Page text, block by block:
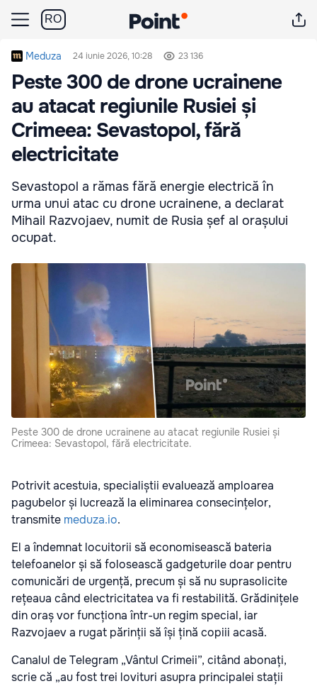
RO
Meduza 24 iunie 2026, 10:28 23 136
Peste 300 de drone ucrainene
au atacat regiunile Rusiei și
Crimeea: Sevastopol, fără
electricitate
Sevastopol a rămas fără energie electrică în
urma unui atac cu drone ucrainene, a declarat
Mihail Razvojaev, numit de Rusia șef al orașului
ocupat.
Peste 300 de drone ucrainene au atacat regiunile Rusiei și
Crimeea: Sevastopol, fără electricitate.
Potrivit acestuia, specialiștii evaluează amploarea
pagubelor și lucrează la eliminarea consecințelor,
transmite meduza.io.
El a îndemnat locuitorii să economisească bateria
telefoanelor și să folosească gadgeturile doar pentru
comunicări de urgență, precum și să nu suprasolicite
rețeaua când electricitatea va fi restabilită. Grădinițele
din oraș vor funcționa într-un regim special, iar
Razvojaev a rugat părinții să își țină copiii acasă.
Canalul de Telegram „Vântul Crimeii”, citând abonați,
scrie că „au fost trei lovituri asupra principalei stații